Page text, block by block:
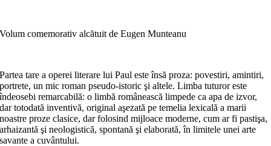
Volum comemorativ alcătuit de Eugen Munteanu
Partea tare a operei literare lui Paul este însă proza: povestiri, amintiri,
portrete, un mic roman pseudo-istoric şi altele. Limba tuturor este
îndeosebi remarcabilă: o limbă românească limpede ca apa de izvor,
dar totodată inventivă, original aşezată pe temelia lexicală a marii
noastre proze clasice, dar folosind mijloace moderne, cum ar fi pastişa,
arhaizantă şi neologistică, spontană şi elaborată, în limitele unei arte
savante a cuvântului.